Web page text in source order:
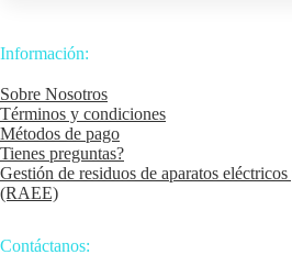
Información:
Sobre Nosotros
Términos y condiciones
Métodos de pago
Tienes preguntas?
Gestión de residuos de aparatos
(RAEE)
Contáctanos: